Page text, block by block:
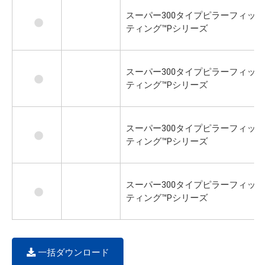
スーパー300タイプピラーフィッ
ティング™Pシリーズ
スーパー300タイプピラーフィッ
ティング™Pシリーズ
スーパー300タイプピラーフィッ
ティング™Pシリーズ
スーパー300タイプピラーフィッ
ティング™Pシリーズ
一括ダウンロード